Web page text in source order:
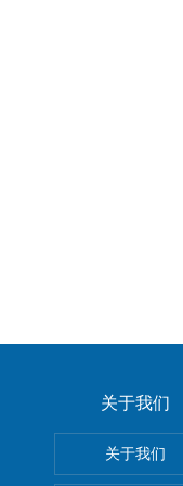
关于我们
关于我们